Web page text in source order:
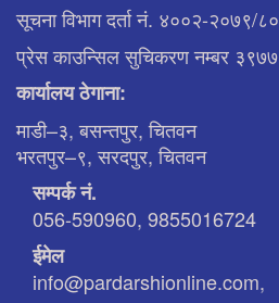
सूचना विभाग दर्ता नं. ४००२-२०७९/८०
प्रेस काउन्सिल सुचिकरण नम्बर ३९७७
कार्यालय ठेगाना:
माडी–३, बसन्तपुर, चितवन
भरतपुर–९, सरदपुर, चितवन
सम्पर्क नं.
056-590960, 9855016724
ईमेल
info@pardarshionline.com,